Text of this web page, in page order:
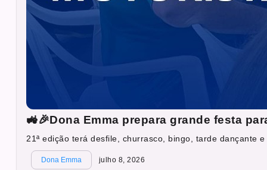
🚜🎉Dona Emma prepara grande festa
21ª edição terá desfile, churrasco, bingo, tarde dançante
Dona Emma julho 8, 2026